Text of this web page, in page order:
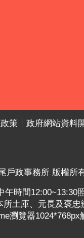
策
政府網站資料
戶政事務所 版權所
午時間
土庫、元長及褒
瀏覽器1024*768px